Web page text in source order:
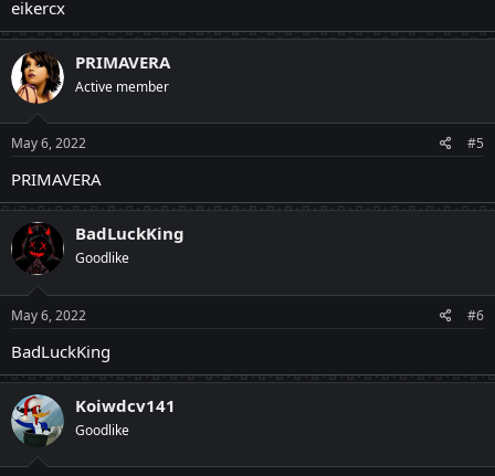
eikercx
PRIMAVERA
Active member
May 6, 2022 #5
PRIMAVERA
BadLuckKing
Goodlike
May 6, 2022 #6
BadLuckKing
Koiwdcv141
Goodlike